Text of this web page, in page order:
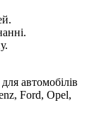
автомобілів
Ford, Opel,